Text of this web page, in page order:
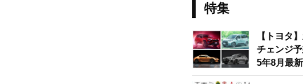
特集
【トヨタ
チェンジ
5年8月最